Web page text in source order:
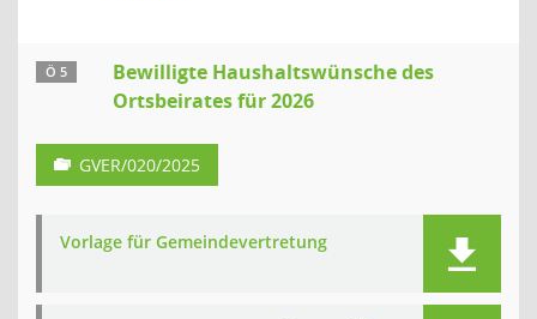
Ö 5
Bewilligte Haushaltswünsche des
Ortsbeirates für 2026
GVER/020/2025
Vorlage für Gemeindevertretung